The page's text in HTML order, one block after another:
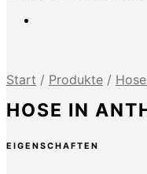
Start / Produkte /
HOSE IN
EIGENSCHAFTEN